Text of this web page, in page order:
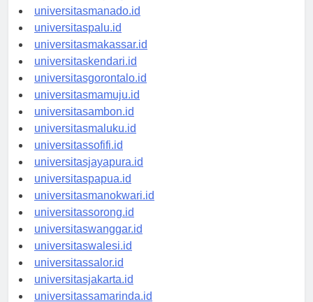
universitastanjungselor.id
universitasmanado.id
universitaspalu.id
universitasmakassar.id
universitaskendari.id
universitasgorontalo.id
universitasmamuju.id
universitasambon.id
universitasmaluku.id
universitassofifi.id
universitasjayapura.id
universitaspapua.id
universitasmanokwari.id
universitassorong.id
universitaswanggar.id
universitaswalesi.id
universitassalor.id
universitasjakarta.id